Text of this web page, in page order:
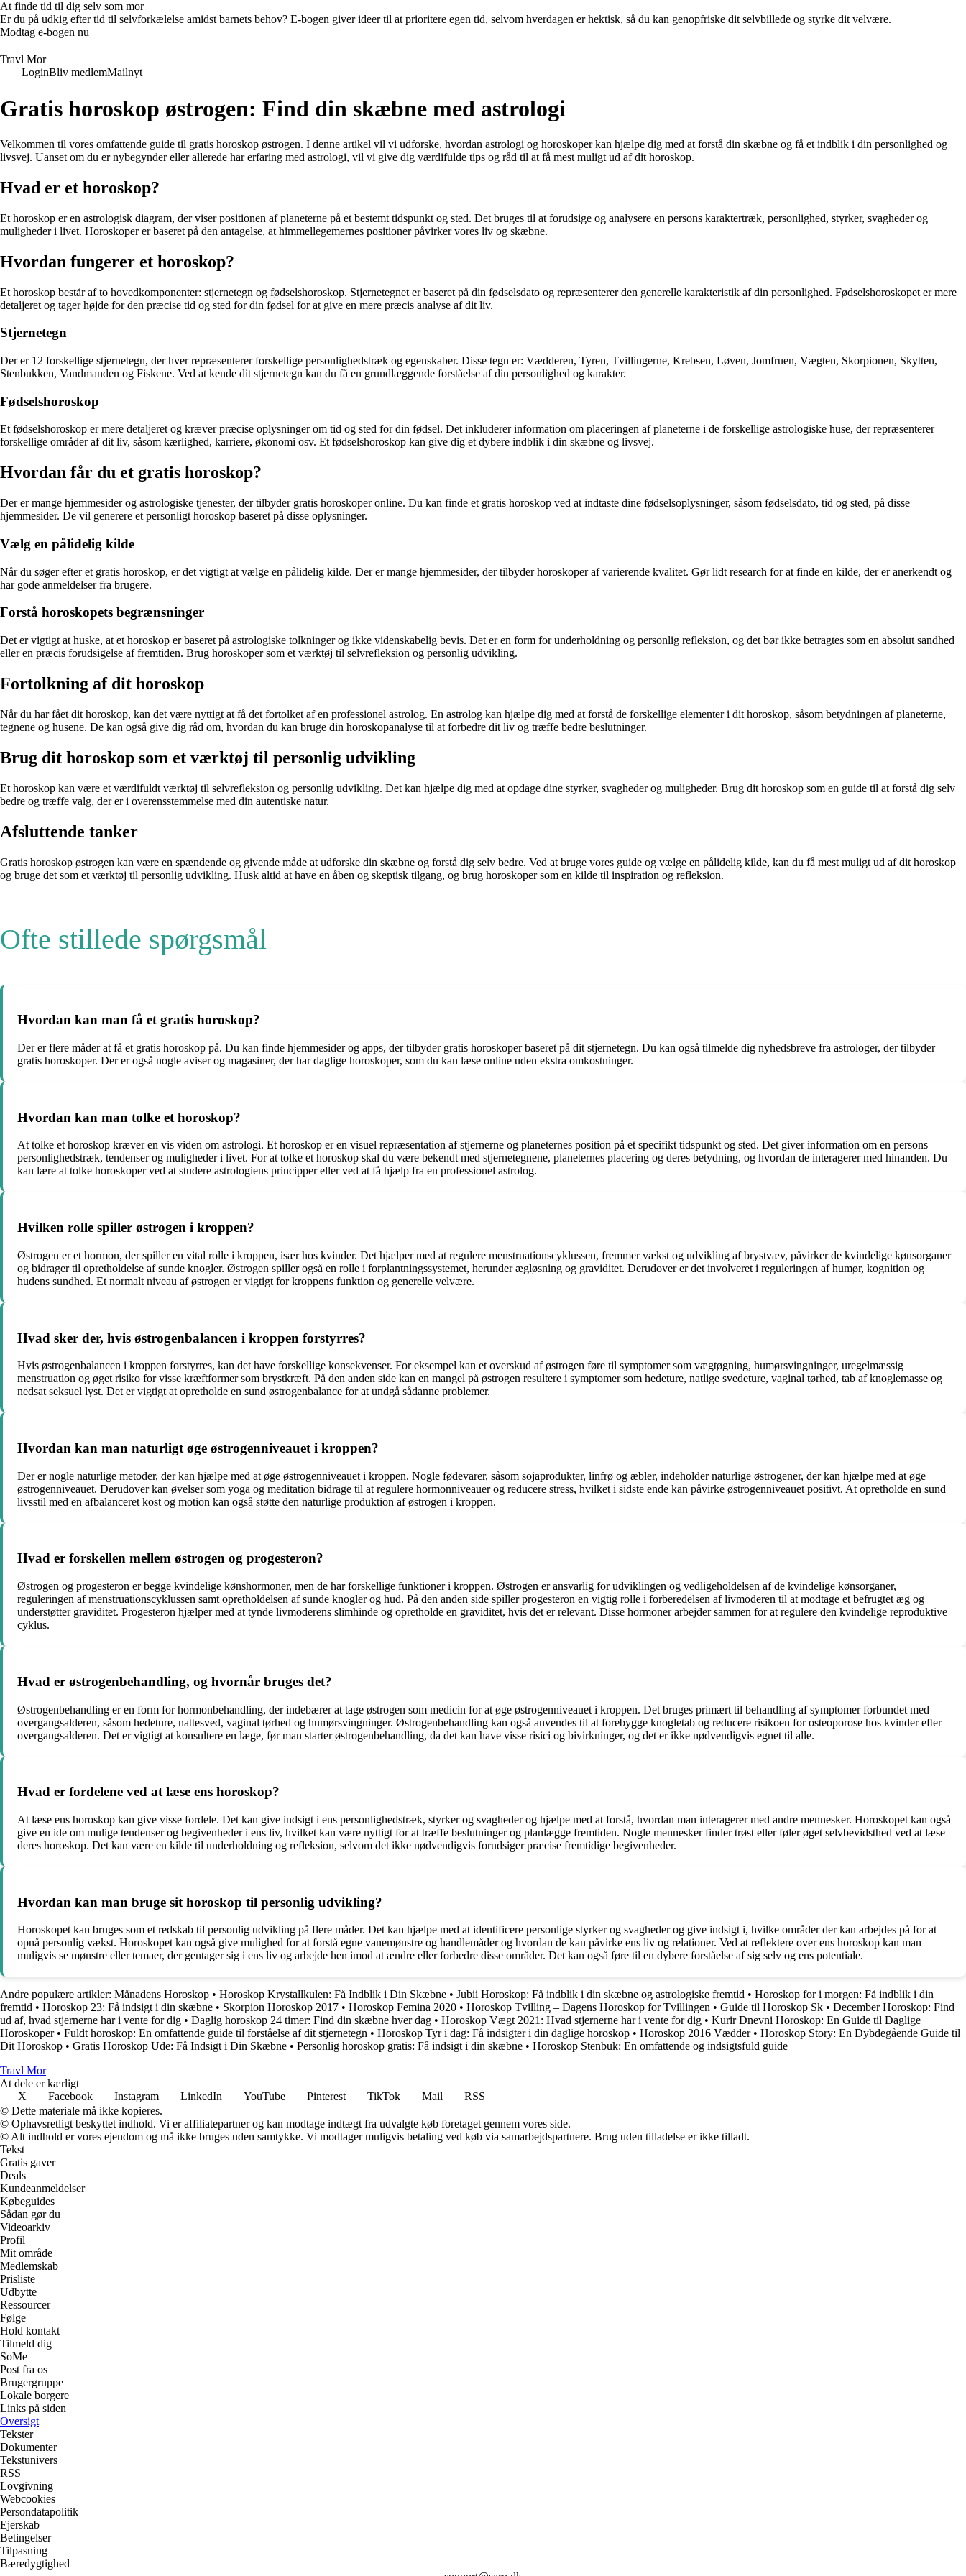
At finde tid til dig selv som mor
Er du på udkig efter tid til selvforkælelse amidst barnets behov? E-bogen giver ideer til at prioritere egen tid, selvom hverdagen er hektisk, så du kan genopfriske dit selvbillede og styrke dit velvære.
Modtag e-bogen nu
Travl Mor
LoginBliv medlemMailnyt
Gratis horoskop østrogen: Find din skæbne med astrologi
Velkommen til vores omfattende guide til gratis horoskop østrogen. I denne artikel vil vi udforske, hvordan astrologi og horoskoper kan hjælpe dig med at forstå din skæbne og få et indblik i din personlighed og
livsvej. Uanset om du er nybegynder eller allerede har erfaring med astrologi, vil vi give dig værdifulde tips og råd til at få mest muligt ud af dit horoskop.
Hvad er et horoskop?
Et horoskop er en astrologisk diagram, der viser positionen af ​​planeterne på et bestemt tidspunkt og sted. Det bruges til at forudsige og analysere en persons karaktertræk, personlighed, styrker, svagheder og
muligheder i livet. Horoskoper er baseret på den antagelse, at himmellegemernes positioner påvirker vores liv og skæbne.
Hvordan fungerer et horoskop?
Et horoskop består af to hovedkomponenter: stjernetegn og fødselshoroskop. Stjernetegnet er baseret på din fødselsdato og repræsenterer den generelle karakteristik af din personlighed. Fødselshoroskopet er mere
detaljeret og tager højde for den præcise tid og sted for din fødsel for at give en mere præcis analyse af dit liv.
Stjernetegn
Der er 12 forskellige stjernetegn, der hver repræsenterer forskellige personlighedstræk og egenskaber. Disse tegn er: Vædderen, Tyren, Tvillingerne, Krebsen, Løven, Jomfruen, Vægten, Skorpionen, Skytten,
Stenbukken, Vandmanden og Fiskene. Ved at kende dit stjernetegn kan du få en grundlæggende forståelse af din personlighed og karakter.
Fødselshoroskop
Et fødselshoroskop er mere detaljeret og kræver præcise oplysninger om tid og sted for din fødsel. Det inkluderer information om placeringen af ​​planeterne i de forskellige astrologiske huse, der repræsenterer
forskellige områder af dit liv, såsom kærlighed, karriere, økonomi osv. Et fødselshoroskop kan give dig et dybere indblik i din skæbne og livsvej.
Hvordan får du et gratis horoskop?
Der er mange hjemmesider og astrologiske tjenester, der tilbyder gratis horoskoper online. Du kan finde et gratis horoskop ved at indtaste dine fødselsoplysninger, såsom fødselsdato, tid og sted, på disse
hjemmesider. De vil generere et personligt horoskop baseret på disse oplysninger.
Vælg en pålidelig kilde
Når du søger efter et gratis horoskop, er det vigtigt at vælge en pålidelig kilde. Der er mange hjemmesider, der tilbyder horoskoper af varierende kvalitet. Gør lidt research for at finde en kilde, der er anerkendt og
har gode anmeldelser fra brugere.
Forstå horoskopets begrænsninger
Det er vigtigt at huske, at et horoskop er baseret på astrologiske tolkninger og ikke videnskabelig bevis. Det er en form for underholdning og personlig refleksion, og det bør ikke betragtes som en absolut sandhed
eller en præcis forudsigelse af fremtiden. Brug horoskoper som et værktøj til selvrefleksion og personlig udvikling.
Fortolkning af dit horoskop
Når du har fået dit horoskop, kan det være nyttigt at få det fortolket af en professionel astrolog. En astrolog kan hjælpe dig med at forstå de forskellige elementer i dit horoskop, såsom betydningen af ​​planeterne,
tegnene og husene. De kan også give dig råd om, hvordan du kan bruge din horoskopanalyse til at forbedre dit liv og træffe bedre beslutninger.
Brug dit horoskop som et værktøj til personlig udvikling
Et horoskop kan være et værdifuldt værktøj til selvrefleksion og personlig udvikling. Det kan hjælpe dig med at opdage dine styrker, svagheder og muligheder. Brug dit horoskop som en guide til at forstå dig selv
bedre og træffe valg, der er i overensstemmelse med din autentiske natur.
Afsluttende tanker
Gratis horoskop østrogen kan være en spændende og givende måde at udforske din skæbne og forstå dig selv bedre. Ved at bruge vores guide og vælge en pålidelig kilde, kan du få mest muligt ud af dit horoskop
og bruge det som et værktøj til personlig udvikling. Husk altid at have en åben og skeptisk tilgang, og brug horoskoper som en kilde til inspiration og refleksion.
Ofte stillede spørgsmål
Hvordan kan man få et gratis horoskop?
Der er flere måder at få et gratis horoskop på. Du kan finde hjemmesider og apps, der tilbyder gratis horoskoper baseret på dit stjernetegn. Du kan også tilmelde dig nyhedsbreve fra astrologer, der tilbyder
gratis horoskoper. Der er også nogle aviser og magasiner, der har daglige horoskoper, som du kan læse online uden ekstra omkostninger.
Hvordan kan man tolke et horoskop?
At tolke et horoskop kræver en vis viden om astrologi. Et horoskop er en visuel repræsentation af stjernerne og planeternes position på et specifikt tidspunkt og sted. Det giver information om en persons
personlighedstræk, tendenser og muligheder i livet. For at tolke et horoskop skal du være bekendt med stjernetegnene, planeternes placering og deres betydning, og hvordan de interagerer med hinanden. Du
kan lære at tolke horoskoper ved at studere astrologiens principper eller ved at få hjælp fra en professionel astrolog.
Hvilken rolle spiller østrogen i kroppen?
Østrogen er et hormon, der spiller en vital rolle i kroppen, især hos kvinder. Det hjælper med at regulere menstruationscyklussen, fremmer vækst og udvikling af brystvæv, påvirker de kvindelige kønsorganer
og bidrager til opretholdelse af sunde knogler. Østrogen spiller også en rolle i forplantningssystemet, herunder ægløsning og graviditet. Derudover er det involveret i reguleringen af humør, kognition og
hudens sundhed. Et normalt niveau af østrogen er vigtigt for kroppens funktion og generelle velvære.
Hvad sker der, hvis østrogenbalancen i kroppen forstyrres?
Hvis østrogenbalancen i kroppen forstyrres, kan det have forskellige konsekvenser. For eksempel kan et overskud af østrogen føre til symptomer som vægtøgning, humørsvingninger, uregelmæssig
menstruation og øget risiko for visse kræftformer som brystkræft. På den anden side kan en mangel på østrogen resultere i symptomer som hedeture, natlige svedeture, vaginal tørhed, tab af knoglemasse og
nedsat seksuel lyst. Det er vigtigt at opretholde en sund østrogenbalance for at undgå sådanne problemer.
Hvordan kan man naturligt øge østrogenniveauet i kroppen?
Der er nogle naturlige metoder, der kan hjælpe med at øge østrogenniveauet i kroppen. Nogle fødevarer, såsom sojaprodukter, linfrø og æbler, indeholder naturlige østrogener, der kan hjælpe med at øge
østrogenniveauet. Derudover kan øvelser som yoga og meditation bidrage til at regulere hormonniveauer og reducere stress, hvilket i sidste ende kan påvirke østrogenniveauet positivt. At opretholde en sund
livsstil med en afbalanceret kost og motion kan også støtte den naturlige produktion af østrogen i kroppen.
Hvad er forskellen mellem østrogen og progesteron?
Østrogen og progesteron er begge kvindelige kønshormoner, men de har forskellige funktioner i kroppen. Østrogen er ansvarlig for udviklingen og vedligeholdelsen af de kvindelige kønsorganer,
reguleringen af menstruationscyklussen samt opretholdelsen af sunde knogler og hud. På den anden side spiller progesteron en vigtig rolle i forberedelsen af livmoderen til at modtage et befrugtet æg og
understøtter graviditet. Progesteron hjælper med at tynde livmoderens slimhinde og opretholde en graviditet, hvis det er relevant. Disse hormoner arbejder sammen for at regulere den kvindelige reproduktive
cyklus.
Hvad er østrogenbehandling, og hvornår bruges det?
Østrogenbehandling er en form for hormonbehandling, der indebærer at tage østrogen som medicin for at øge østrogenniveauet i kroppen. Det bruges primært til behandling af symptomer forbundet med
overgangsalderen, såsom hedeture, nattesved, vaginal tørhed og humørsvingninger. Østrogenbehandling kan også anvendes til at forebygge knogletab og reducere risikoen for osteoporose hos kvinder efter
overgangsalderen. Det er vigtigt at konsultere en læge, før man starter østrogenbehandling, da det kan have visse risici og bivirkninger, og det er ikke nødvendigvis egnet til alle.
Hvad er fordelene ved at læse ens horoskop?
At læse ens horoskop kan give visse fordele. Det kan give indsigt i ens personlighedstræk, styrker og svagheder og hjælpe med at forstå, hvordan man interagerer med andre mennesker. Horoskopet kan også
give en ide om mulige tendenser og begivenheder i ens liv, hvilket kan være nyttigt for at træffe beslutninger og planlægge fremtiden. Nogle mennesker finder trøst eller føler øget selvbevidsthed ved at læse
deres horoskop. Det kan være en kilde til underholdning og refleksion, selvom det ikke nødvendigvis forudsiger præcise fremtidige begivenheder.
Hvordan kan man bruge sit horoskop til personlig udvikling?
Horoskopet kan bruges som et redskab til personlig udvikling på flere måder. Det kan hjælpe med at identificere personlige styrker og svagheder og give indsigt i, hvilke områder der kan arbejdes på for at
opnå personlig vækst. Horoskopet kan også give mulighed for at forstå egne vanemønstre og handlemåder og hvordan de kan påvirke ens liv og relationer. Ved at reflektere over ens horoskop kan man
muligvis se mønstre eller temaer, der gentager sig i ens liv og arbejde hen imod at ændre eller forbedre disse områder. Det kan også føre til en dybere forståelse af sig selv og ens potentiale.
Andre populære artikler: Månadens Horoskop • Horoskop Krystallkulen: Få Indblik i Din Skæbne • Jubii Horoskop: Få indblik i din skæbne og astrologiske fremtid • Horoskop for i morgen: Få indblik i din
fremtid • Horoskop 23: Få indsigt i din skæbne • Skorpion Horoskop 2017 • Horoskop Femina 2020 • Horoskop Tvilling – Dagens Horoskop for Tvillingen • Guide til Horoskop Sk • December Horoskop: Find
ud af, hvad stjernerne har i vente for dig • Daglig horoskop 24 timer: Find din skæbne hver dag • Horoskop Vægt 2021: Hvad stjernerne har i vente for dig • Kurir Dnevni Horoskop: En Guide til Daglige
Horoskoper• Fuldt horoskop: En omfattende guide til forståelse af dit stjernetegn • Horoskop Tyr i dag: Få indsigter i din daglige horoskop • Horoskop 2016 Vædder• Horoskop Story: En Dybdegående Guide til
Dit Horoskop • Gratis Horoskop Ude: Få Indsigt i Din Skæbne • Personlig horoskop gratis: Få indsigt i din skæbne • Horoskop Stenbuk: En omfattende og indsigtsfuld guide
Travl Mor
At dele er kærligt
X
Facebook Instagram LinkedIn YouTube Pinterest TikTok Mail
RSS
© Dette materiale må ikke kopieres.
© Ophavsretligt beskyttet indhold. Vi er affiliatepartner og kan modtage indtægt fra udvalgte køb foretaget gennem vores side.
© Alt indhold er vores ejendom og må ikke bruges uden samtykke. Vi modtager muligvis betaling ved køb via samarbejdspartnere. Brug uden tilladelse er ikke tilladt.
Tekst
Gratis gaver
Deals
Kundeanmeldelser
Købeguides
Sådan gør du
Videoarkiv
Profil
Mit område
Medlemskab
Prisliste
Udbytte
Ressourcer
Følge
Hold kontakt
Tilmeld dig
SoMe
Post fra os
Brugergruppe
Lokale borgere
Links på siden
Oversigt
Tekster
Dokumenter
Tekstunivers
RSS
Lovgivning
Webcookies
Persondatapolitik
Ejerskab
Betingelser
Tilpasning
Bæredygtighed